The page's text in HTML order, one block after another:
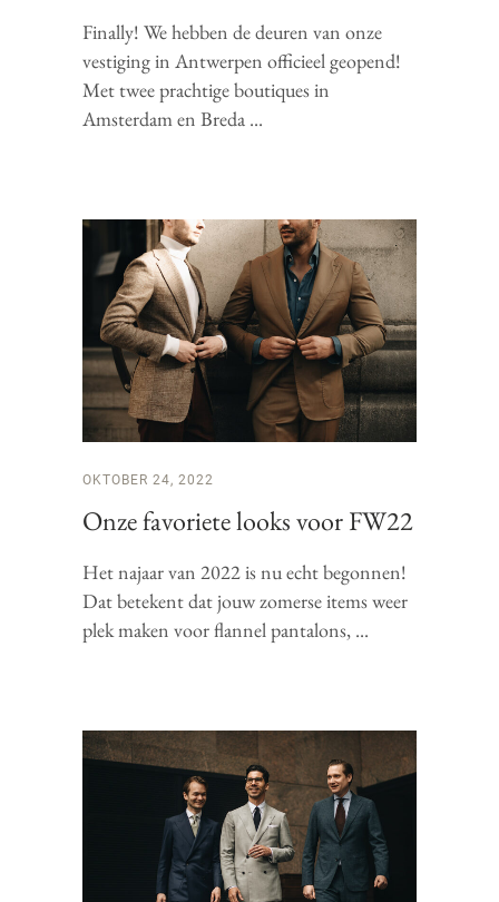
Finally! We hebben de deuren van onze
vestiging in Antwerpen officieel geopend!
Met twee prachtige boutiques in
Amsterdam en Breda
OKTOBER 24, 2022
Onze favoriete looks voor FW22
Het najaar van 2022 is nu echt begonnen!
Dat betekent dat jouw zomerse items weer
plek maken voor flannel pantalons,